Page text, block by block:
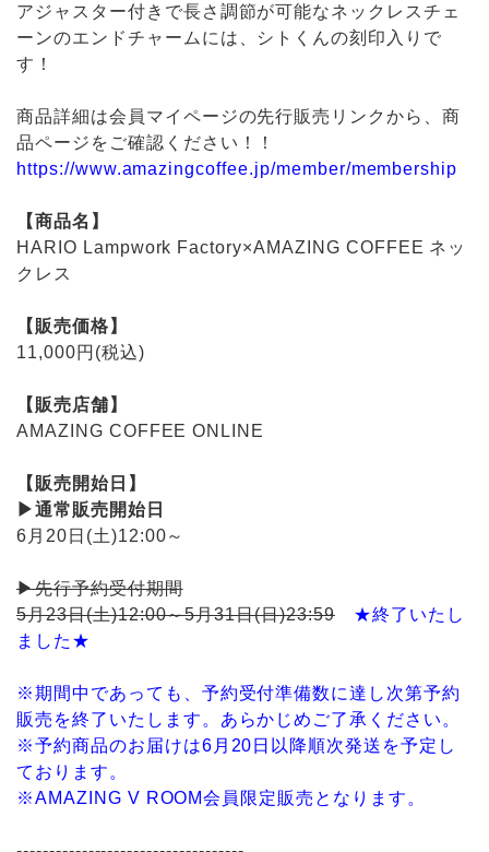
アジャスター付きで長さ調節が可能なネックレスチェ
ーンのエンドチャームには、シトくんの刻印入りで
す！
商品詳細は会員マイページの先行販売リンクから、商
品ページをご確認ください！！
https://www.amazingcoffee.jp/member/membership
【商品名】
HARIO Lampwork Factory×AMAZING COFFEE ネッ
クレス
【販売価格】
11,000円(税込)
【販売店舗】
AMAZING COFFEE ONLINE
【販売開始日】
▶通常販売開始日
6月20日(土)12:00～
▶先行予約受付期間
5月23日(土)12:00～5月31日(日)23:59
★終了いたし
ました★
※期間中であっても、予約受付準備数に達し次第予約
販売を終了いたします。あらかじめご了承ください。
※予約商品のお届けは6月20日以降順次発送を予定し
ております。
※AMAZING V ROOM会員限定販売となります。